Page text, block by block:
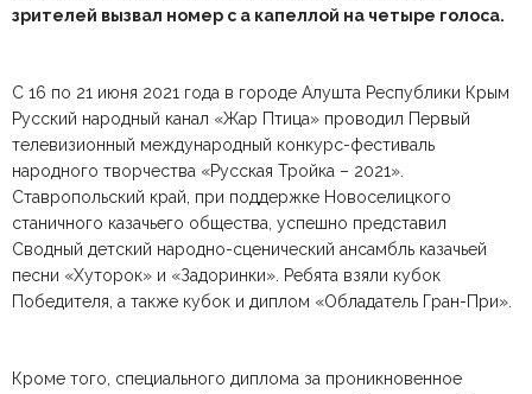
зрителей вызвал номер с а капеллой на четыре голоса.
С 16 по 21 июня 2021 года в городе Алушта Республики Крым
Русский народный канал «Жар Птица» проводил Первый
телевизионный международный конкурс-фестиваль
народного творчества «Русская Тройка – 2021».
Ставропольский край, при поддержке Новоселицкого
станичного казачьего общества, успешно представил
Сводный детский народно-сценический ансамбль казачьей
песни «Хуторок» и «Задоринки». Ребята взяли кубок
Победителя, а также кубок и диплом «Обладатель Гран-При».
Кроме того, специального диплома за проникновенное